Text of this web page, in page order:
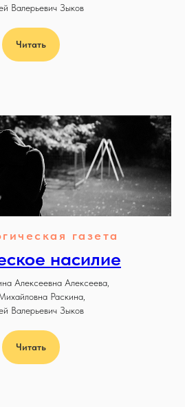
Валерьевич Зыков
Читать
газета
насилие
Алексеевна Алексеева,
Раскина,
Валерьевич Зыков
Читать